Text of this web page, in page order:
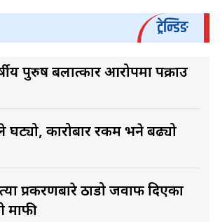
ट्रेन्डिङ
पुरुष बलात्कार आरोपमा पक्राउ
कारोबार रकम भने बढ्यो
प्रकरणबारे ठाडो जवाफ दिएका
माफी